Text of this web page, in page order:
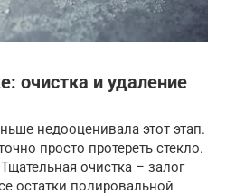
очистка и удаление
недооценивала этот этап.
просто протереть стекло.
очистка – залог
остатки полировальной